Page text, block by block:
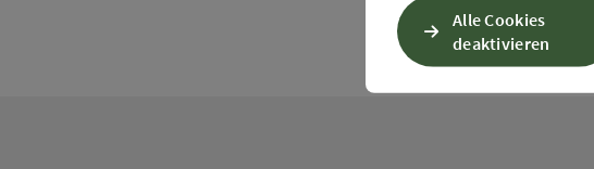
Alle Cookies
deaktivieren